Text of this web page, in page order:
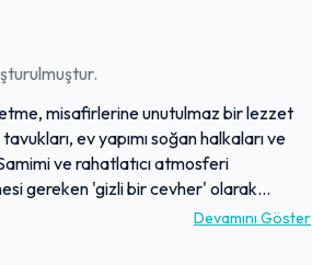
misafirlerine unutulmaz bir lezzet
ev yapımı soğan halkaları ve
ve rahatlatıcı atmosferi
gereken 'gizli bir cevher' olarak
misafirperverliğini sergilemekte ve
Devamını Göster